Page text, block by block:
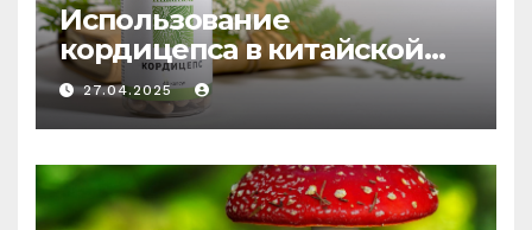
Использование
кордицепса в китайской
медицине: природное
средство против усталости
и истощения
27.04.2025